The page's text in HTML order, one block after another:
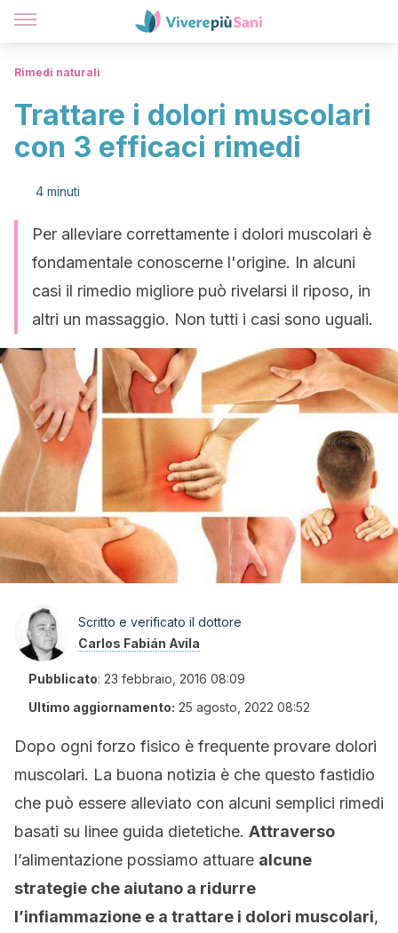
Rimedi naturali
Trattare i dolori muscolari
con 3 efficaci rimedi
4 minuti
Per alleviare correttamente i dolori muscolari è
fondamentale conoscerne l'origine. In alcuni
casi il rimedio migliore può rivelarsi il riposo, in
altri un massaggio. Non tutti i casi sono uguali.
Scritto e verificato il dottore
Carlos Fabián Avila
Pubblicato: 23 febbraio, 2016 08:09
Ultimo aggiornamento: 25 agosto, 2022 08:52
Dopo ogni forzo fisico è frequente provare dolori
muscolari. La buona notizia è che questo fastidio
che può essere alleviato con alcuni semplici rimedi
basati su linee guida dietetiche. Attraverso
l’alimentazione possiamo attuare alcune
strategie che aiutano a ridurre
l’infiammazione e a trattare i dolori muscolari,